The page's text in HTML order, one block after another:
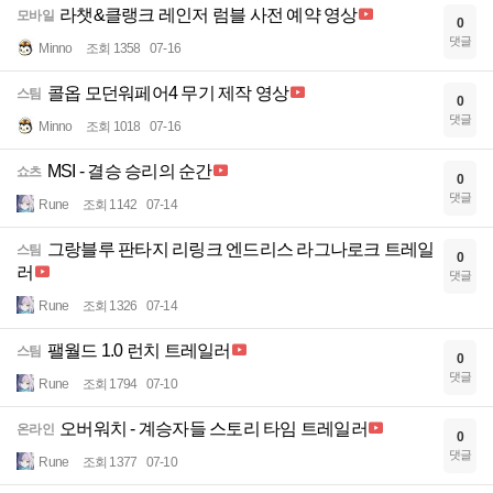
모바일 라챗&클랭크 레인저 럼블 사전 예약 영상
Minno 조회 1358 07-16
0
댓글
스팀 콜옵 모던워페어4 무기 제작 영상
Minno 조회 1018 07-16
0
댓글
쇼츠 MSI - 결승 승리의 순간
Rune 조회 1142 07-14
0
댓글
스팀
그랑블루 판타지 리링크 엔드리스 라그나로크 트레일
러
Rune 조회 1326 07-14
0
댓글
스팀 팰월드 1.0 런치 트레일러
Rune 조회 1794 07-10
0
댓글
온라인 오버워치 - 계승자들 스토리 타임 트레일러
Rune 조회 1377 07-10
0
댓글